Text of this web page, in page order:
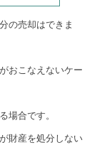
の売却はできま
おこなえないケー
場合です。
財産を処分しない